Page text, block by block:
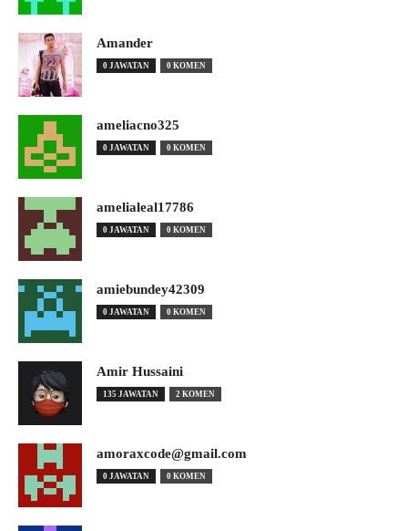
Amander
0 JAWATAN 0 KOMEN
ameliacno325
0 JAWATAN 0 KOMEN
amelialeal17786
0 JAWATAN 0 KOMEN
amiebundey42309
0 JAWATAN 0 KOMEN
Amir Hussaini
135 JAWATAN 2 KOMEN
amoraxcode@gmail.com
0 JAWATAN 0 KOMEN